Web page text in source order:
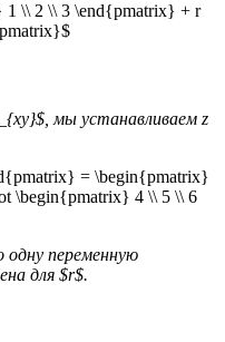
\\ 2 \\ 3 \end{pmatrix} + r
мы устанавливаем z
= \begin{pmatrix}
\begin{pmatrix} 4 \\ 5 \\ 6
переменную
для $r$.